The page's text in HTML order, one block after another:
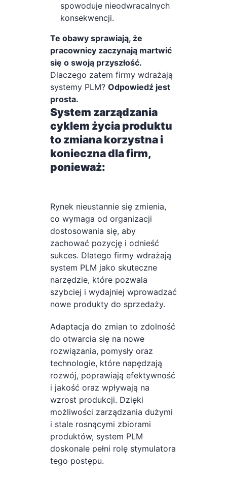
spowoduje nieodwracalnych
konsekwencji.
Te obawy sprawiają, że
pracownicy zaczynają martwić
się o swoją przyszłość.
Dlaczego zatem firmy wdrażają
systemy PLM? Odpowiedź jest
prosta.
System zarządzania
cyklem życia produktu
to zmiana korzystna i
konieczna dla firm,
ponieważ:
Rynek nieustannie się zmienia,
co wymaga od organizacji
dostosowania się, aby
zachować pozycję i odnieść
sukces. Dlatego firmy wdrażają
system PLM jako skuteczne
narzędzie, które pozwala
szybciej i wydajniej wprowadzać
nowe produkty do sprzedaży.
Adaptacja do zmian to zdolność
do otwarcia się na nowe
rozwiązania, pomysły oraz
technologie, które napędzają
rozwój, poprawiają efektywność
i jakość oraz wpływają na
wzrost produkcji. Dzięki
możliwości zarządzania dużymi
i stale rosnącymi zbiorami
produktów, system PLM
doskonale pełni rolę stymulatora
tego postępu.